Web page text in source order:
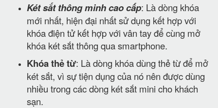
Két sắt thông minh cao cấp: Là dòng khóa
mới nhất, hiện đại nhất sử dụng kết hợp với
khóa điện tử kết hợp với vân tay để cùng mở
khóa két sắt thông qua smartphone.
Khóa thẻ từ: Là dòng khóa dùng thẻ từ để mở
két sắt, vì sự tiện dụng của nó nên được dùng
nhiều trong các dòng két sắt mini cho khách
sạn.